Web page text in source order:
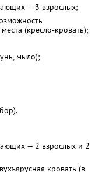
— 3 взрослых;
(кресло-кровать);
мыло);
— 2 взрослых и 2
кровать (в